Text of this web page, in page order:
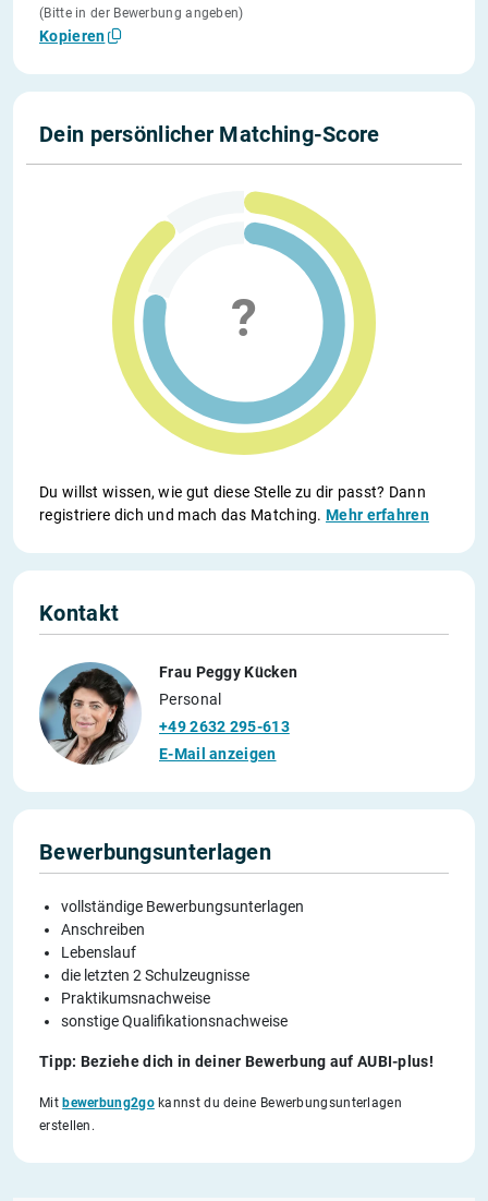
(Bitte in der Bewerbung angeben)
Kopieren
Dein persönlicher Matching-Score
Du willst wissen, wie gut diese Stelle zu dir passt? Dann
registriere dich und mach das Matching.Mehr erfahren
Kontakt
Frau Peggy Kücken
Personal
+49 2632 295-613
E-Mail anzeigen
Bewerbungsunterlagen
vollständige Bewerbungsunterlagen
Anschreiben
Lebenslauf
die letzten 2 Schulzeugnisse
Praktikumsnachweise
sonstige Qualifikationsnachweise
Tipp: Beziehe dich in deiner Bewerbung auf AUBI-plus!
Mit bewerbung2gokannst du deine Bewerbungsunterlagen
erstellen.